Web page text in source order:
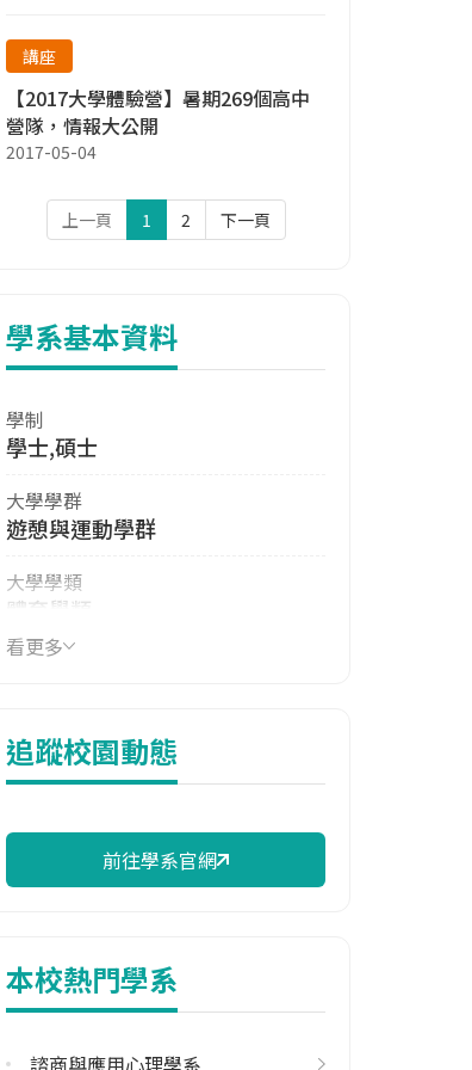
講座
【2017大學體驗營】暑期269個高中
營隊，情報大公開
2017-05-04
上一頁 1 2 下一頁
學系基本資料
學制
學士,碩士
大學學群
遊憩與運動學群
大學學類
體育學類
114年學費
114年雜費
9,570 元/學期
114年註冊率
5
113學年度下學期
看更多
追蹤校園動態
前往學系官網
本校熱門學系
諮商與應用心理學系